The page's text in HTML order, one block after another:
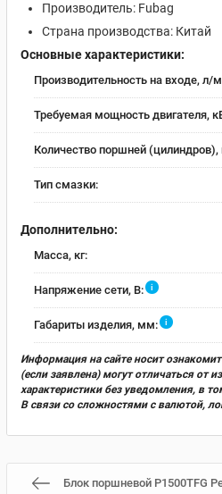
Производитель: Fubag
Страна производства: Китай
Основные характеристики:
Производительность на входе, л/
Требуемая мощность двигателя,
Количество поршней (цилиндров),
Тип смазки:
Дополнительно:
Масса, кг:
Напряжение сети, В: i
Габариты изделия, мм: i
Информация на сайте носит
(если заявлена) могут отличаться от
характеристики без уведомления, в
В связи со сложностями с валютой,
Блок поршневой P1500TFG